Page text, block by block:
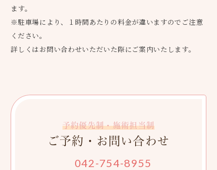
ます。
※駐車場により、１時間あたりの料金が違いますのでご注意
ください。
詳しくはお問い合わせいただいた際にご案内いたします。
予約優先制・施術担当制
ご予約・お問い合わせ
042-754-8955